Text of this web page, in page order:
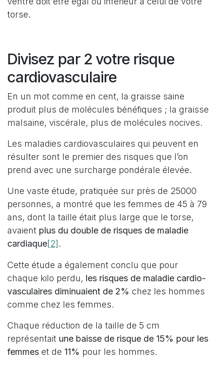
torse.
Divisez par 2 votre risque
cardiovasculaire
En un mot comme en cent, la graisse saine
produit plus de molécules bénéfiques ; la graisse
malsaine, viscérale, plus de molécules nocives.
Les maladies cardiovasculaires qui peuvent en
résulter sont le premier des risques que l’on
prend avec une surcharge pondérale élevée.
Une vaste étude, pratiquée sur près de 25000
personnes, a montré que les femmes de 45 à 79
ans, dont la taille était plus large que le torse,
avaient plus du double de risques de maladie
cardiaque[2].
Cette étude a également conclu que pour
chaque kilo perdu, les risques de maladie cardio-
vasculaires diminuaient de 2% chez les hommes
comme chez les femmes.
Chaque réduction de la taille de 5 cm
représentait une baisse de risque de 15% pour les
femmes et de 11% pour les hommes.